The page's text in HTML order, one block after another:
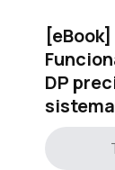
[eBook]
DP
sistema